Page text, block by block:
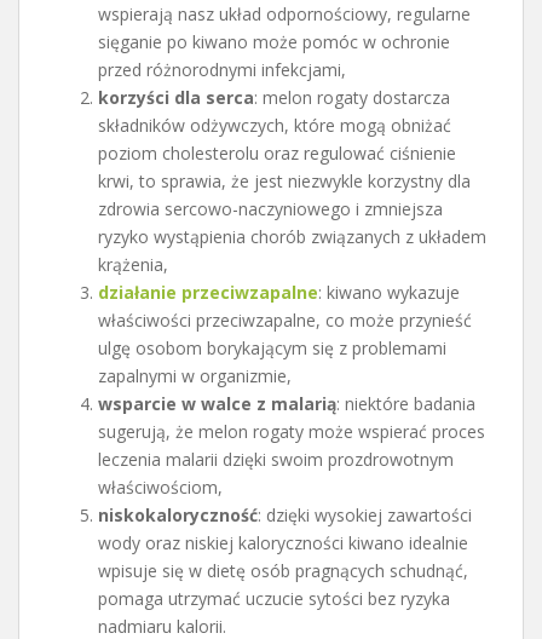
wspierają nasz układ odpornościowy, regularne
sięganie po kiwano może pomóc w ochronie
przed różnorodnymi infekcjami,
korzyści dla serca: melon rogaty dostarcza
składników odżywczych, które mogą obniżać
poziom cholesterolu oraz regulować ciśnienie
krwi, to sprawia, że jest niezwykle korzystny dla
zdrowia sercowo-naczyniowego i zmniejsza
ryzyko wystąpienia chorób związanych z układem
krążenia,
działanie przeciwzapalne: kiwano wykazuje
właściwości przeciwzapalne, co może przynieść
ulgę osobom borykającym się z problemami
zapalnymi w organizmie,
wsparcie w walce z malarią: niektóre badania
sugerują, że melon rogaty może wspierać proces
leczenia malarii dzięki swoim prozdrowotnym
właściwościom,
niskokaloryczność: dzięki wysokiej zawartości
wody oraz niskiej kaloryczności kiwano idealnie
wpisuje się w dietę osób pragnących schudnąć,
pomaga utrzymać uczucie sytości bez ryzyka
nadmiaru kalorii.